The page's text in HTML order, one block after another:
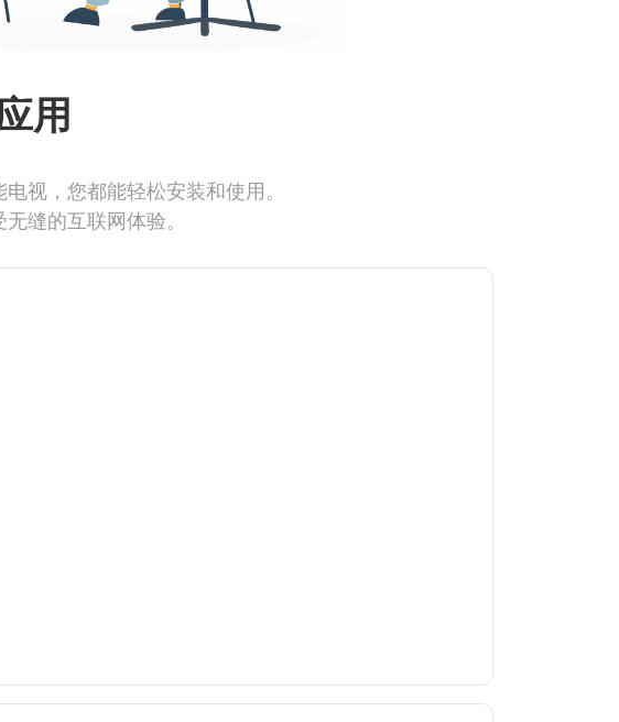
用
视，您都能轻松安装和使用。
缝的互联网体验。